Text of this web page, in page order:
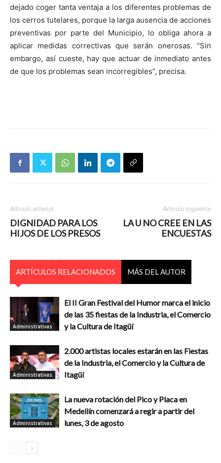
dejado coger tanta ventaja a los diferentes problemas de
los cerros tutelares, porque la larga ausencia de acciones
preventivas por parte del Municipio, lo obliga ahora a
aplicar medidas correctivas que serán onerosas. “Sin
embargo, así cueste, hay que actuar de inmediato antes
de que los problemas sean incorregibles”, precisa.
Artículo anterior
DIGNIDAD PARA LOS
HIJOS DE LOS PRESOS
Artículo siguiente
LA U NO CREE EN LAS
ENCUESTAS
ARTÍCULOS RELACIONADOS MÁS DEL AUTOR
Administrativas
El II Gran Festival del Humor marca el inicio
de las 35 fiestas de la Industria, el Comercio
y la Cultura de Itagüí
Administrativas
2.000 artistas locales estarán en las Fiestas
de la Industria, el Comercio y la Cultura de
Itagüí
Administrativas
La nueva rotación del Pico y Placa en
Medellín comenzará a regir a partir del
lunes, 3 de agosto